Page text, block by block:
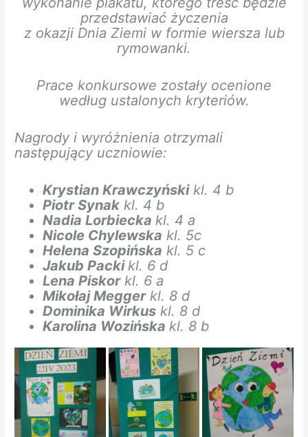
przedstawiać życzenia
z okazji Dnia Ziemi w formie wiersza lub
rymowanki.
Prace konkursowe zostały ocenione
według ustalonych kryteriów.
Nagrody i wyróżnienia otrzymali
następujący uczniowie:
Krystian Krawczyńskikl. 4 b
Piotr Synak kl. 4 b
Nadia Lorbiecka kl. 4 a
Nicole Chylewska kl. 5c
Helena Szopińska kl. 5 c
Jakub Packi kl. 6 d
Lena Piskorkl. 6 a
Mikołaj Meggerkl. 8 d
Dominika Wirkus kl. 8 d
Karolina Wozińska kl. 8 b